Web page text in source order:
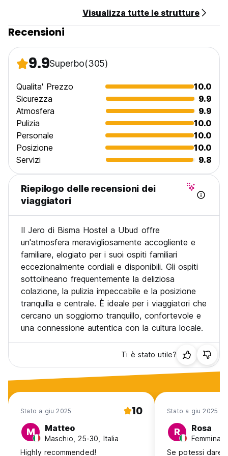
Non fumatori.Non si può fumare in camera, ma abbiamo
un'area fumatori
La struttura effettuerà una pre-autorizzazione per la prima
original language)
Visualizza tutte le strutture
Recensioni
9.9Superbo(305)
Qualita' Prezzo
10.0
Sicurezza
9.9
Atmosfera
9.9
Pulizia
10.0
Personale
10.0
Posizione
10.0
Servizi
9.8
Riepilogo delle recensioni dei
viaggiatori
Il Jero di Bisma Hostel a Ubud offre
un'atmosfera meravigliosamente accogliente e
familiare, elogiato per i suoi ospiti familiari
eccezionalmente cordiali e disponibili. Gli ospiti
sottolineano frequentemente la deliziosa
colazione, la pulizia impeccabile e la posizione
tranquilla e centrale. È ideale per i viaggiatori che
cercano un soggiorno tranquillo, confortevole e
una connessione autentica con la cultura locale.
Ti è stato utile?
Stato a giu 2025 10
M Matteo
Maschio, 25-30, Italia
Highly recommended!
Stato a giu 2025
R Rosa
Femmina,
Se potessi dare